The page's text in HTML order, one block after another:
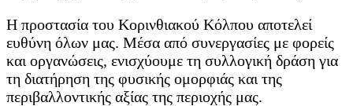
Η προστασία του Κορινθιακού Κόλπου αποτελεί
ευθύνη όλων μας. Μέσα από συνεργασίες με φορείς
και οργανώσεις, ενισχύουμε τη συλλογική δράση για
τη διατήρηση της φυσικής ομορφιάς και της
περιβαλλοντικής αξίας της περιοχής μας.